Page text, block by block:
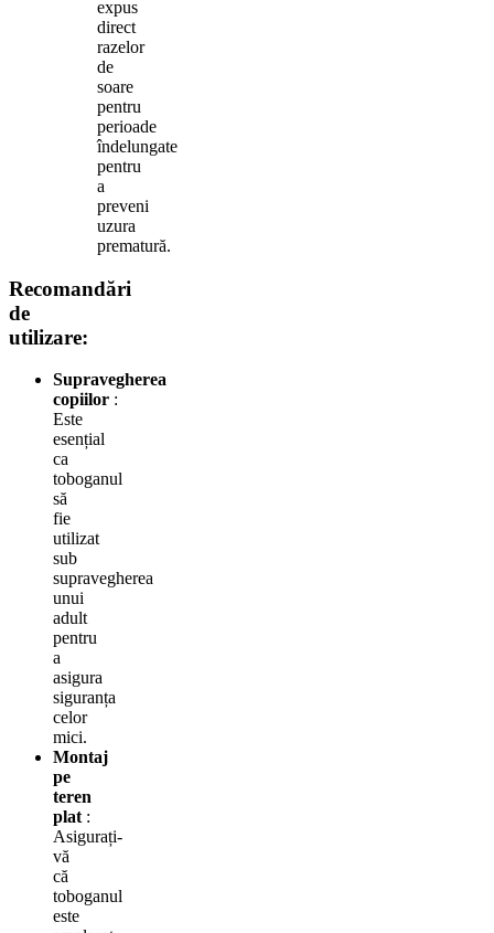
expus
direct
razelor
de
soare
pentru
perioade
îndelungate
pentru
a
preveni
uzura
prematură.
Recomandări
de
utilizare:
Supravegherea
copiilor :
Este
esențial
ca
toboganul
să
fie
utilizat
sub
supravegherea
unui
adult
pentru
a
asigura
siguranța
celor
mici.
Montaj
pe
teren
plat :
Asigurați-
vă
că
toboganul
este